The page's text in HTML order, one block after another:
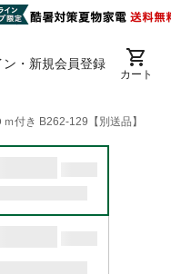
ン・新規会員登録
カート
付き B262-129【別送品】